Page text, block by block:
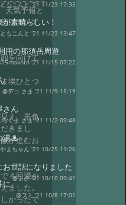
天気予報と
について
を向けて
埃ひとつ
え、景色
きまし
が進むお
４回浸か
ました。
かったで
もこんと '21 11/23 17:33
素晴らしい！
もこんと '21 11/23 13:47
用の那須岳周遊
'21 11/15 07:22
@デコ さま '21 11/9 15:19
ん
ろくま さま '21 11/2 09:48
湯♨
まちゃん '21 10/25 11:26
お世話になりました
@まさ '21 10/10 09:41
に
@フミ '21 10/8 17:01